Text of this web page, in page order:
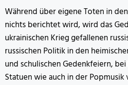
Während über eigene Toten in
nichts berichtet wird, wird das
ukrainischen Krieg gefallenen
russischen Politik in den
und schulischen Gedenkfeiern,
Statuen wie auch in der